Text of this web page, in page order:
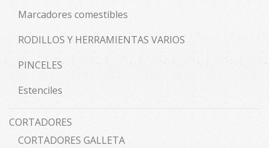
Marcadores comestibles
RODILLOS Y HERRAMIENTAS VARIOS
PINCELES
Estenciles
CORTADORES
CORTADORES GALLETA